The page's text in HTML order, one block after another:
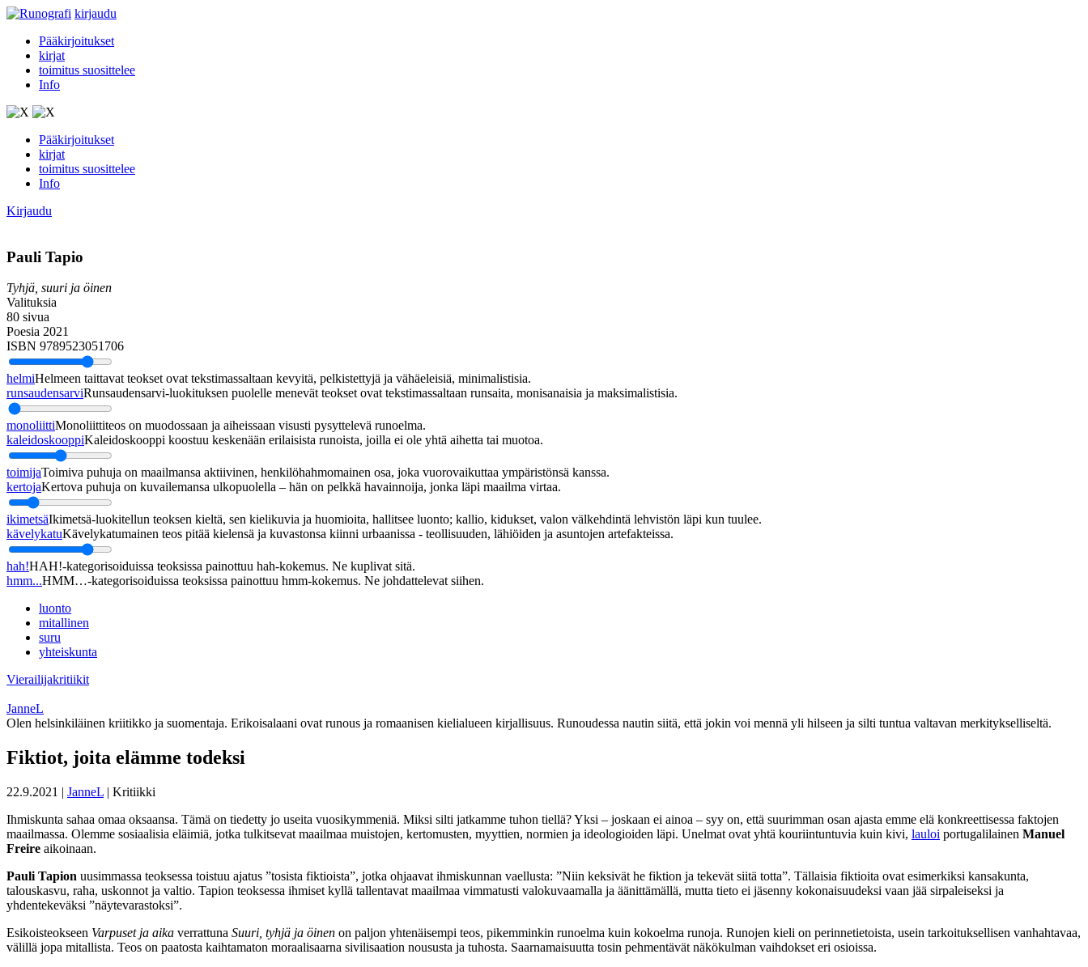
kirjaudu
Pääkirjoitukset
kirjat
toimitus suosittelee
Info
Pääkirjoitukset
kirjat
toimitus suosittelee
Info
Kirjaudu
Pauli Tapio
Tyhjä, suuri ja öinen
Valituksia
80 sivua
Poesia 2021
ISBN 9789523051706
helmiHelmeen taittavat teokset ovat tekstimassaltaan kevyitä, pelkistettyjä ja vähäeleisiä, minimalistisia.
runsaudensarviRunsaudensarvi-luokituksen puolelle menevät teokset ovat tekstimassaltaan runsaita, monisanaisia ja maksimalistisia.
monoliittiMonoliittiteos on muodossaan ja aiheissaan visusti pysyttelevä runoelma.
kaleidoskooppiKaleidoskooppi koostuu keskenään erilaisista runoista, joilla ei ole yhtä aihetta tai muotoa.
toimijaToimiva puhuja on maailmansa aktiivinen, henkilöhahmomainen osa, joka vuorovaikuttaa ympäristönsä kanssa.
kertojaKertova puhuja on kuvailemansa ulkopuolella – hän on pelkkä havainnoija, jonka läpi maailma virtaa.
ikimetsäIkimetsä-luokitellun teoksen kieltä, sen kielikuvia ja huomioita, hallitsee luonto; kallio, kidukset, valon välkehdintä lehvistön läpi kun tuulee.
kävelykatuKävelykatumainen teos pitää kielensä ja kuvastonsa kiinni urbaanissa - teollisuuden, lähiöiden ja asuntojen artefakteissa.
hah!HAH!-kategorisoiduissa teoksissa painottuu hah-kokemus. Ne kuplivat sitä.
hmm...HMM…-kategorisoiduissa teoksissa painottuu hmm-kokemus. Ne johdattelevat siihen.
luonto
mitallinen
suru
yhteiskunta
Vierailijakritiikit
JanneL
Olen helsinkiläinen kriitikko ja suomentaja. Erikoisalaani ovat runous ja romaanisen kielialueen kirjallisuus. Runoudessa nautin siitä, että jokin voi mennä yli hilseen ja silti tuntua valtavan merkitykselliseltä.
Fiktiot, joita elämme todeksi
22.9.2021 | JanneL | Kritiikki
Ihmiskunta sahaa omaa oksaansa. Tämä on tiedetty jo useita vuosikymmeniä. Miksi silti jatkamme tuhon tiellä? Yksi – joskaan ei ainoa – syy on, että suurimman osan ajasta emme elä konkreettisessa faktojen
maailmassa. Olemme sosiaalisia eläimiä, jotka tulkitsevat maailmaa muistojen, kertomusten, myyttien, normien ja ideologioiden läpi. Unelmat ovat yhtä kouriintuntuvia kuin kivi, lauloi portugalilainen Manuel
Freire aikoinaan.
Pauli Tapion uusimmassa teoksessa toistuu ajatus ”tosista fiktioista”, jotka ohjaavat ihmiskunnan vaellusta: ”Niin keksivät he fiktion ja tekevät siitä totta”. Tällaisia fiktioita ovat esimerkiksi kansakunta,
talouskasvu, raha, uskonnot ja valtio. Tapion teoksessa ihmiset kyllä tallentavat maailmaa vimmatusti valokuvaamalla ja äänittämällä, mutta tieto ei jäsenny kokonaisuudeksi vaan jää sirpaleiseksi ja
yhdentekeväksi ”näytevarastoksi”.
Esikoisteokseen Varpuset ja aika verrattuna Suuri, tyhjä ja öinen on paljon yhtenäisempi teos, pikemminkin runoelma kuin kokoelma runoja. Runojen kieli on perinnetietoista, usein tarkoituksellisen vanhahtavaa,
välillä jopa mitallista. Teos on paatosta kaihtamaton moraalisaarna sivilisaation noususta ja tuhosta. Saarnamaisuutta tosin pehmentävät näkökulman vaihdokset eri osioissa.